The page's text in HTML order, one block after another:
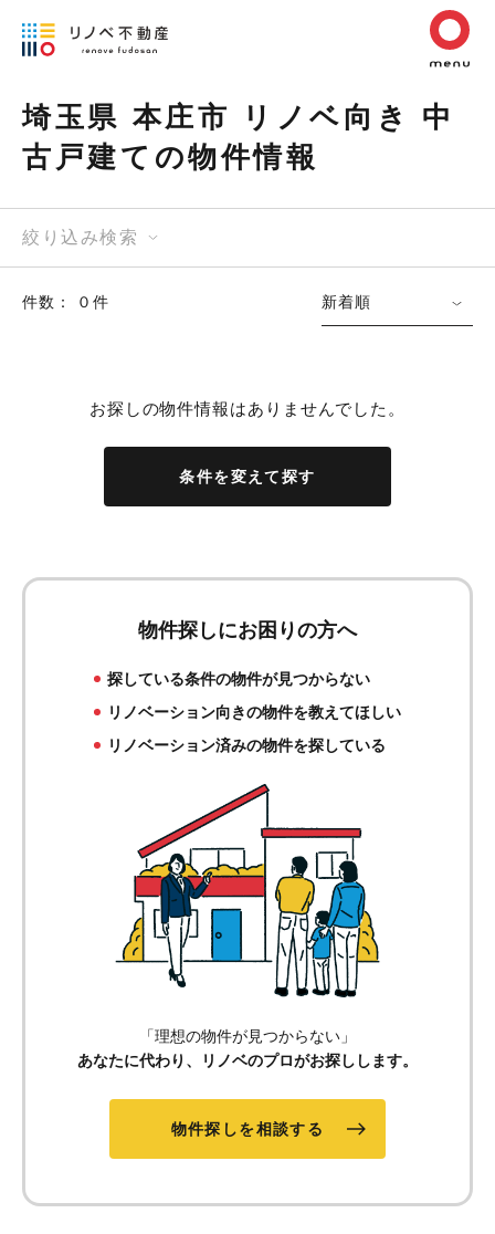
埼玉県 本庄市 リノベ向き 中
古戸建ての物件情報
絞り込み検索
件数： ０件 新着順
お探しの物件情報はありませんでした。
条件を変えて探す
物件探しにお困りの方へ
探している条件の物件が見つからない
リノベーション向きの物件を教えてほしい
リノベーション済みの物件を探している
「理想の物件が見つからない」
あなたに代わり、リノベのプロがお探しします。
物件探しを相談する